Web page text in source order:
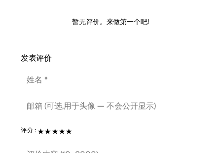
暂无评价。来做第一个吧!
发表评价
评分: ★★★★★